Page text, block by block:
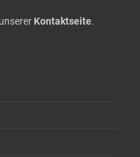
Kontaktseite.